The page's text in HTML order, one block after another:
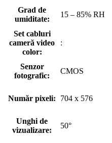
Grad de
umiditate:
15 – 85% RH
Set cabluri
cameră video
color:
:
Senzor
fotografic:
CMOS
Număr pixeli: 704 x 576
Unghi de
vizualizare:
50°